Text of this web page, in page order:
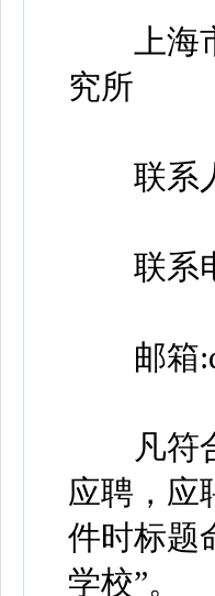
上海市
究所
联系人
联系电
邮箱
凡符合
应聘，应
件时标题
学校”。